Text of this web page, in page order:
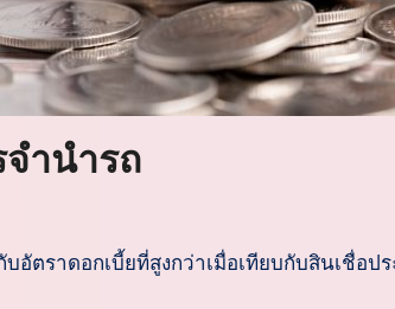
ำนำรถ
อัตราดอกเบี้ยที่สูงกว่าเมื่อเทียบกับสินเชื่อป